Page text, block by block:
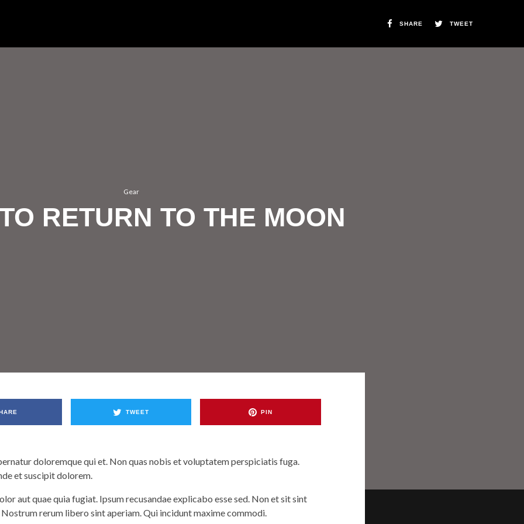
SHARE TWEET
Gear
RETURN TO THE MOON
TWEET PIN
doloremque qui et. Non quas nobis et voluptatem perspiciatis fuga.
et suscipit dolorem.
aut quae quia fugiat. Ipsum recusandae explicabo esse sed. Non et sit sint
rerum libero sint aperiam. Qui incidunt maxime commodi.